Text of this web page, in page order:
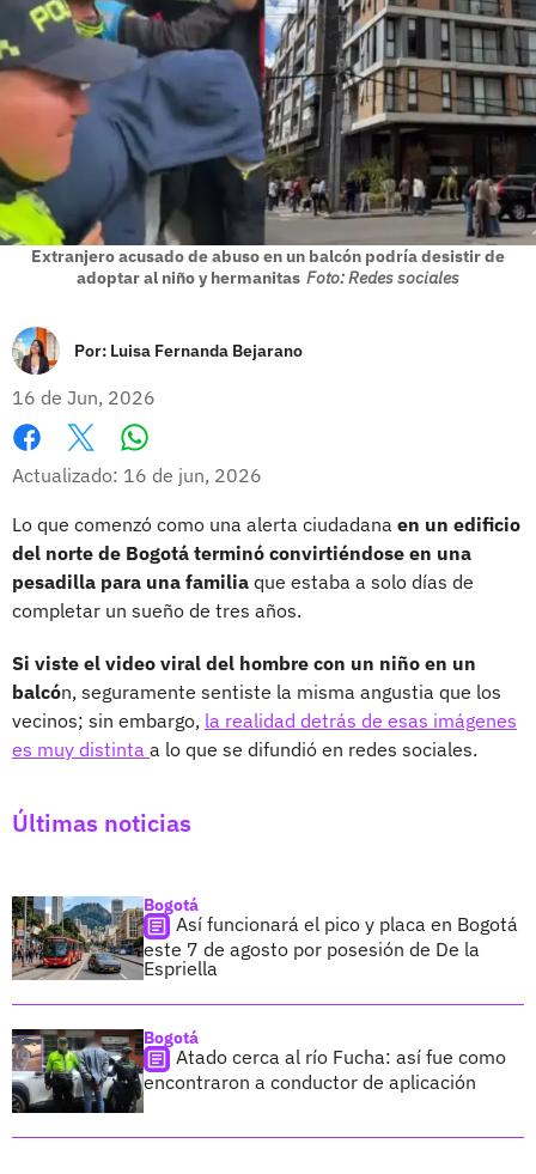
Extranjero acusado de abuso en un balcón podría desistir de
adoptar al niño y hermanitas Foto: Redes sociales
Por: Luisa Fernanda Bejarano
16 de Jun, 2026
Facebook
X
Actualizado: 16 de jun, 2026
Lo que comenzó como una alerta ciudadana en un edificio
del norte de Bogotá terminó convirtiéndose en una
pesadilla para una familia que estaba a solo días de
completar un sueño de tres años.
Si viste el video viral del hombre con un niño en un
balcón, seguramente sentiste la misma angustia que los
vecinos; sin embargo, la realidad detrás de esas imágenes
es muy distinta a lo que se difundió en redes sociales.
Últimas noticias
Bogotá
Así funcionará el pico y placa en Bogotá
este 7 de agosto por posesión de De la
Espriella
Bogotá
Atado cerca al río Fucha: así fue como
encontraron a conductor de aplicación